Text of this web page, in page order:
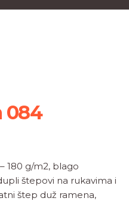
084
180 g/m2, blago
štepovi na rukavima i
štep duž ramena,